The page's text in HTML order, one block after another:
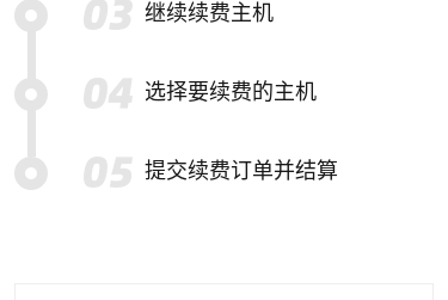
继续续费主机
选择要续费的主机
提交续费订单并结算